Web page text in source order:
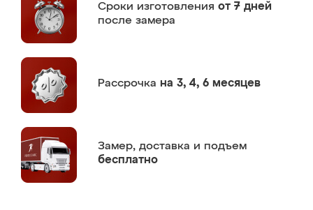
Сроки изготовления от 7 дней
после замера
Рассрочка на 3, 4, 6 месяцев
Замер, доставка и подъем
бесплатно